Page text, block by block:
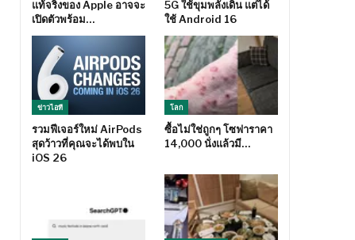
แท้จริงของ Apple อาจจะ
เปิดตัวพร้อม…
5G ใช้ขุมพลังเดิน แต่ได้
ใช้ Android 16
ข่าวไอที
รวมฟีเจอร์ใหม่ AirPods
สุดว้าวที่คุณจะได้พบใน
iOS 26
โลก
ซื้อไม่ใช่ถูกๆ โซฟาราคา
14,000 นั่งแล้วมี…